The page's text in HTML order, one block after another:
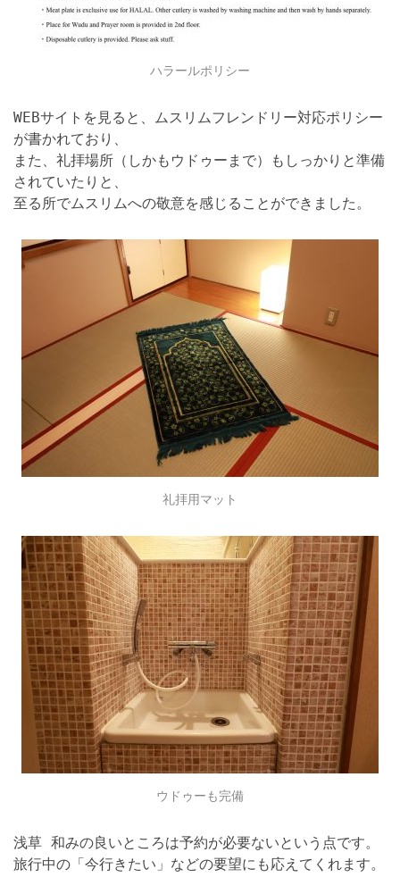
ハラールポリシー
WEBサイトを見ると、ムスリムフレンドリー対応ポリシー
が書かれており、
また、礼拝場所（しかもウドゥーまで）もしっかりと準備
されていたりと、
至る所でムスリムへの敬意を感じることができました。
礼拝用マット
ウドゥーも完備
浅草 和みの良いところは予約が必要ないという点です。
旅行中の「今行きたい」などの要望にも応えてくれます。